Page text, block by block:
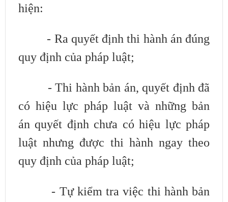
hiện:
- Ra quyết định thi hành án đúng
quy định của pháp luật;
- Thi hành bản án, quyết định đã
có hiệu lực pháp luật và những bản
án quyết định chưa có hiệu lực pháp
luật nhưng được thi hành ngay theo
quy định của pháp luật;
- Tự kiểm tra việc thi hành bản